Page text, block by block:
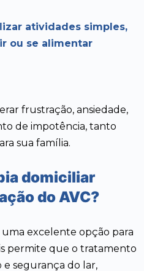
atividades simples,
ou se alimentar
frustração, ansiedade,
de impotência, tanto
sua família.
domiciliar
do AVC?
uma excelente opção para
permite que o tratamento
segurança do lar,